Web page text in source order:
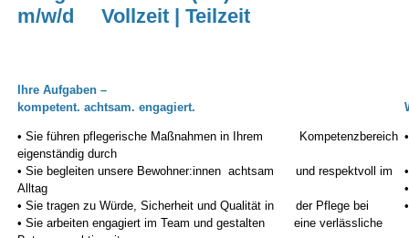
m/w/d Vollzeit | Teilzeit
Ihre Aufgaben –
kompetent. achtsam. engagiert.
• Sie führen pflegerische Maßnahmen in Ihrem Kompetenzbereich
eigenständig durch
• Sie begleiten unsere Bewohner:innen achtsam und respektvoll im
Alltag
• Sie tragen zu Würde, Sicherheit und Qualität in der Pflege bei
• Sie arbeiten engagiert im Team und gestalten eine verlässliche